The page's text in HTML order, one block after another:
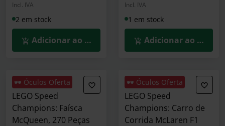
Incl. IVA
2 em stock
Adicionar ao Carrinho
Incl. IVA
1 em stock
Adicionar ao
🕶️ Óculos Oferta
LEGO Speed
Champions: Faísca
McQueen, 270 Peças
🕶️ Óculos Oferta
LEGO Speed
Champions: Carro de
Corrida McLaren F1